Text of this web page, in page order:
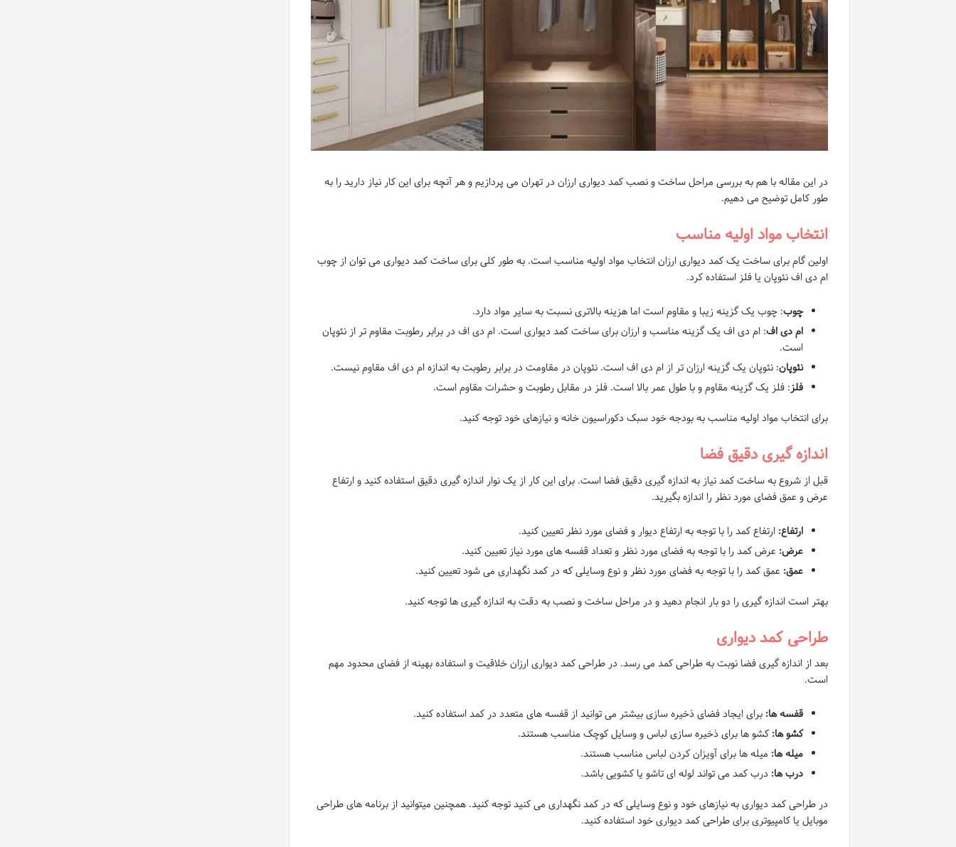
در این مقاله با هم به بررسی مراحل ساخت و نصب کمد دیواری ارزان در تهران می پردازیم و هر آنچه برای این کار نیاز دارید را به
طور کامل توضیح می دهیم.
انتخاب مواد اولیه مناسب
اولین گام برای ساخت یک کمد دیواری ارزان انتخاب مواد اولیه مناسب است. به طور کلی برای ساخت کمد دیواری می توان از چوب
ام دی اف نئوپان یا فلز استفاده کرد.
چوب: چوب یک گزینه زیبا و مقاوم است اما هزینه بالاتری نسبت به سایر مواد دارد.
ام دی اف: ام دی اف یک گزینه مناسب و ارزان برای ساخت کمد دیواری است. ام دی اف در برابر رطوبت مقاوم تر از نئوپان
است.
نئوپان: نئوپان یک گزینه ارزان تر از ام دی اف است. نئوپان در مقاومت در برابر رطوبت به اندازه ام دی اف مقاوم نیست.
فلز: فلز یک گزینه مقاوم و با طول عمر بالا است. فلز در مقابل رطوبت و حشرات مقاوم است.
برای انتخاب مواد اولیه مناسب به بودجه خود سبک دکوراسیون خانه و نیازهای خود توجه کنید.
اندازه گیری دقیق فضا
قبل از شروع به ساخت کمد نیاز به اندازه گیری دقیق فضا است. برای این کار از یک نوار اندازه گیری دقیق استفاده کنید و ارتفاع
عرض و عمق فضای مورد نظر را اندازه بگیرید.
ارتفاع: ارتفاع کمد را با توجه به ارتفاع دیوار و فضای مورد نظر تعیین کنید.
عرض: عرض کمد را با توجه به فضای مورد نظر و تعداد قفسه های مورد نیاز تعیین کنید.
عمق: عمق کمد را با توجه به فضای مورد نظر و نوع وسایلی که در کمد نگهداری می شود تعیین کنید.
بهتر است اندازه گیری را دو بار انجام دهید و در مراحل ساخت و نصب به دقت به اندازه گیری ها توجه کنید.
طراحی کمد دیواری
بعد از اندازه گیری فضا نوبت به طراحی کمد می رسد. در طراحی کمد دیواری ارزان خلاقیت و استفاده بهینه از فضای محدود مهم
است.
قفسه ها: برای ایجاد فضای ذخیره سازی بیشتر می توانید از قفسه های متعدد در کمد استفاده کنید.
کشو ها: کشو ها برای ذخیره سازی لباس و وسایل کوچک مناسب هستند.
میله ها: میله ها برای آویزان کردن لباس مناسب هستند.
درب ها: درب کمد می تواند لوله ای تاشو یا کشویی باشد.
در طراحی کمد دیواری به نیازهای خود و نوع وسایلی که در کمد نگهداری می کنید توجه کنید. همچنین میتوانید از برنامه های طراحی
موبایل یا کامپیوتری برای طراحی کمد دیواری خود استفاده کنید.